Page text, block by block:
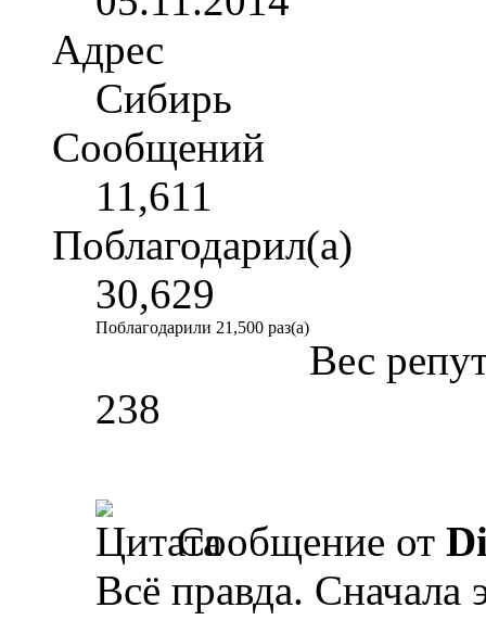
Адрес
Сибирь
Сообщений
11,611
Поблагодарил(а)
30,629
Поблагодарили 21,500 раз(а)
Вес
238
Сообщение от
Всё правда. Сначала